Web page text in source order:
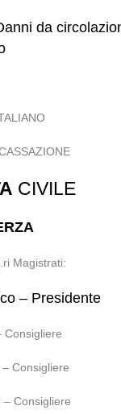
da
CIVILE
Magistrati:
– Presidente
Consigliere
Consigliere
– Consigliere